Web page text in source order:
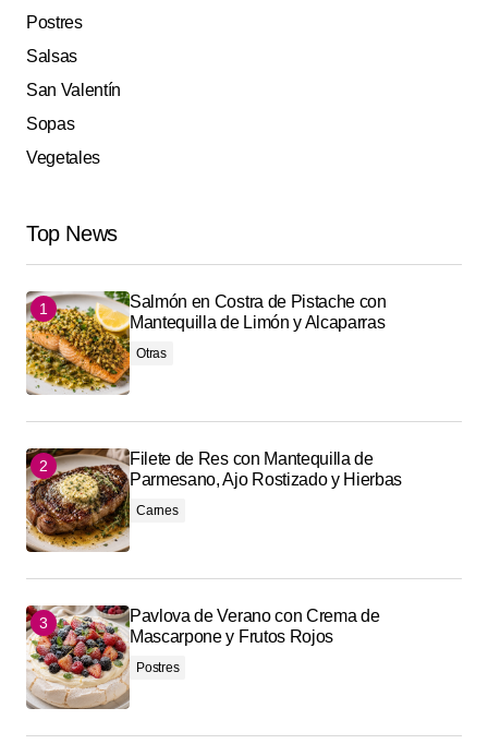
Postres
Salsas
San Valentín
Sopas
Vegetales
Top News
Salmón en Costra de Pistache con
Mantequilla de Limón y Alcaparras
Otras
Filete de Res con Mantequilla de
Parmesano, Ajo Rostizado y Hierbas
Carnes
Pavlova de Verano con Crema de
Mascarpone y Frutos Rojos
Postres